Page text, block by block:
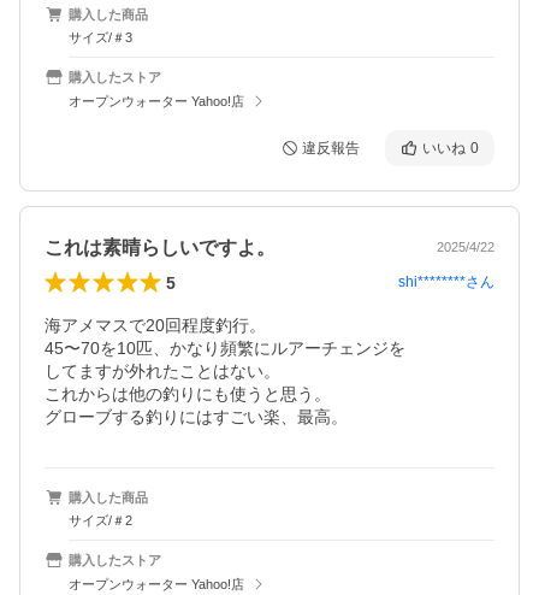
購入した商品
サイズ/＃3
購入したストア
オープンウォーター Yahoo!店
違反報告 いいね 0
これは素晴らしいですよ。 2025/4/22
5 shi********さん
海アメマスで20回程度釣行。
45〜70を10匹、かなり頻繁にルアーチェンジを
してますが外れたことはない。
これからは他の釣りにも使うと思う。
購入した商品
サイズ/＃2
購入したストア
オープンウォーター Yahoo!店